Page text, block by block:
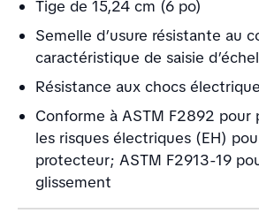
Tige de 15,24 cm (6 po)
Semelle d’usure résistante au
caractéristique de saisie
Résistance aux chocs
Conforme à ASTM F2892
les risques électriques (EH)
protecteur; ASTM F2913-19
glissement